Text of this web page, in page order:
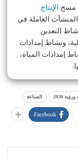
مسح
الإنتاج
العاملة في
التعدين
ونشاط إمدادات
إمدادات المياه،
2030 الصناعة
Facebook